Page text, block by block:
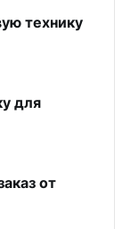
технику
для
от